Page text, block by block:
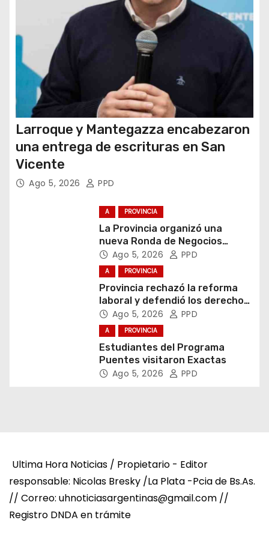
a
s
Larroque y Mantegazza encabezaron
una entrega de escrituras en San
Vicente
Ago 5, 2026 PPD
A PROVINCIA
La Provincia organizó una
nueva Ronda de Negocios
Internacional en Luján
Ago 5, 2026 PPD
A PROVINCIA
Provincia rechazó la reforma
laboral y defendió los derechos
de los trabajadores
Ago 5, 2026 PPD
A PROVINCIA
Estudiantes del Programa
Puentes visitaron Exactas
Ago 5, 2026 PPD
Ultima Hora Noticias / Propietario - Editor
responsable: Nicolas Bresky /La Plata -Pcia de Bs.As.
// Correo: uhnoticiasargentinas@gmail.com //
Registro DNDA en trámite